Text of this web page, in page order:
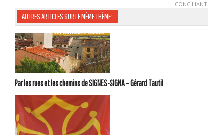
CONCILIANT
AUTRES ARTICLES SUR LE MÊME THÈME :
Par les rues et les chemins de SIGNES-SIGNA – Gérard Tautil